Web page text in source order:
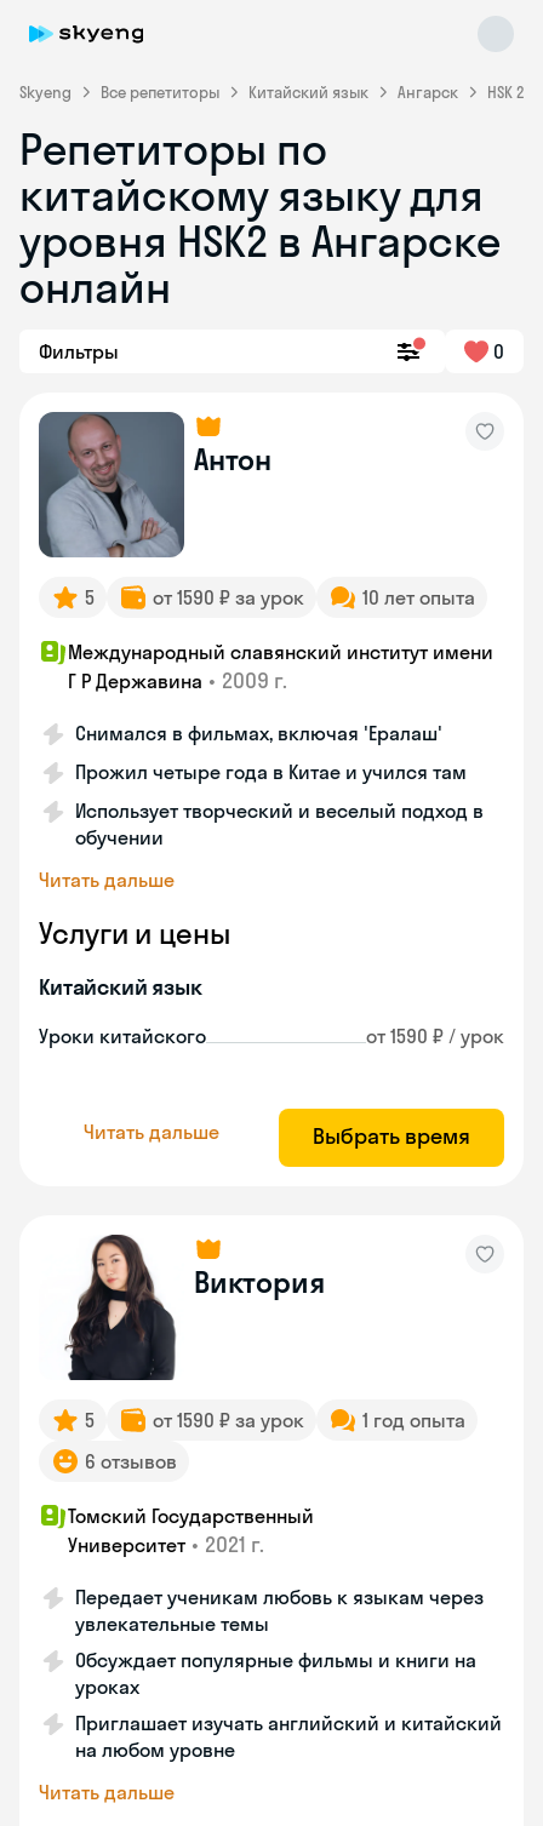
Skyeng Все репетиторы Китайский язык Ангарск HSK 2
Репетиторы по
китайскому языку для
уровня HSK2 в Ангарске
онлайн
Фильтры 0
Антон
5 от 1590 ₽ за урок 10 лет опыта
Международный славянский институт имени
Г Р Державина • 2009 г.
Снимался в фильмах, включая 'Ералаш'
Прожил четыре года в Китае и учился там
Использует творческий и веселый подход в
обучении
Читать дальше
Услуги и цены
Китайский язык
Уроки китайского от 1590 ₽ / урок
Читать дальше Выбрать время
Виктория
5 от 1590 ₽ за урок
1 год опыта
6 отзывов
Томский Государственный
Университет • 2021 г.
Передает ученикам любовь к языкам через
увлекательные темы
Обсуждает популярные фильмы и книги на
уроках
Приглашает изучать английский и китайский
на любом уровне
Читать дальше